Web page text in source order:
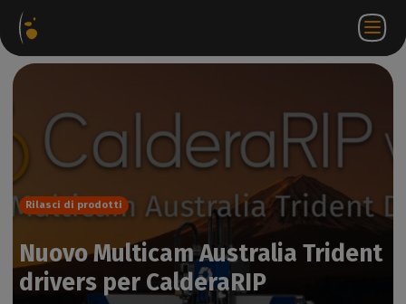
IT
Rilasci di prodotti
Nuovo Multicam Australia Trident
drivers per CalderaRIP